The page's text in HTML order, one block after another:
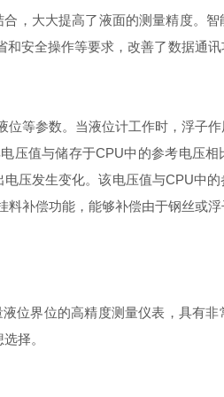
，大大提高了液面的测量精度。
安全操作等要求，改善了数据通
等参数。当液位计工作时，浮子
压值与储存于CPU中的参考电压
压发生变化。该电压值与CPU中
补偿功能，能够补偿由于钢丝或
位界位的高精度测量仪表，具有非
择。